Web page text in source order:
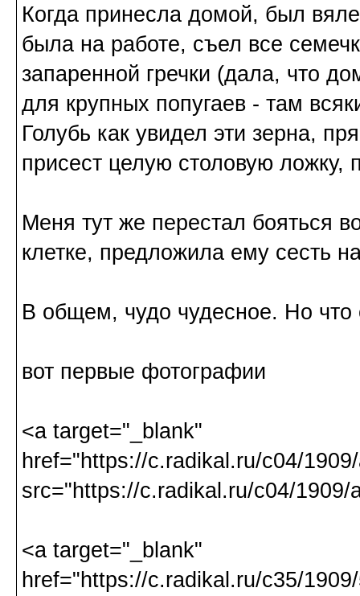
Когда принесла домой, был
была на работе, съел все
запаренной гречки (дала, что
для крупных попугаев - там
Голубь как увидел эти зерна,
присест целую столовую ложку,
Меня тут же перестал бояться
клетке, предложила ему сесть
В общем, чудо чудесное. Но
вот первые фотографии
<a target="_blank"
href="https://c.radikal.ru/c04/
src="https://c.radikal.ru/c04/
<a target="_blank"
href="https://c.radikal.ru/c35/